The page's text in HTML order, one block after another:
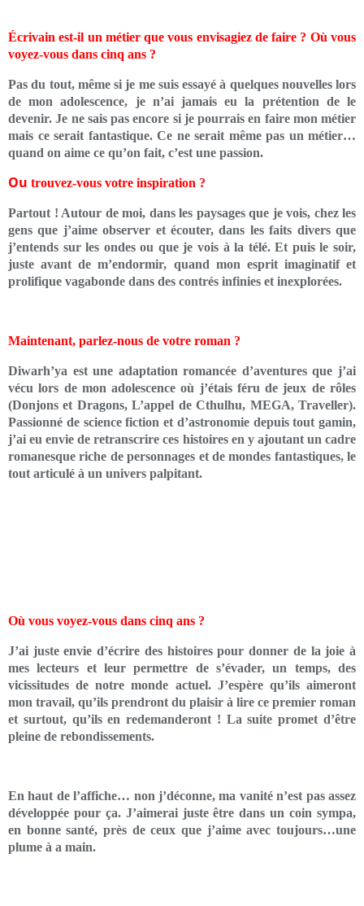
Écrivain est-il un métier que vous envisagiez de faire ? Où vous
voyez-vous dans cinq ans ?
Pas du tout, même si je me suis essayé à quelques nouvelles lors
de mon adolescence, je n’ai jamais eu la prétention de le
devenir. Je ne sais pas encore si je pourrais en faire mon métier
mais ce serait fantastique. Ce ne serait même pas un métier…
quand on aime ce qu’on fait, c’est une passion.
Ou trouvez-vous votre inspiration ?
Partout ! Autour de moi, dans les paysages que je vois, chez les
gens que j’aime observer et écouter, dans les faits divers que
j’entends sur les ondes ou que je vois à la télé. Et puis le soir,
juste avant de m’endormir, quand mon esprit imaginatif et
prolifique vagabonde dans des contrés infinies et inexplorées.
Maintenant, parlez-nous de votre roman ?
Diwarh’ya est une adaptation romancée d’aventures que j’ai
vécu lors de mon adolescence où j’étais féru de jeux de rôles
(Donjons et Dragons, L’appel de Cthulhu, MEGA, Traveller).
Passionné de science fiction et d’astronomie depuis tout gamin,
j’ai eu envie de retranscrire ces histoires en y ajoutant un cadre
romanesque riche de personnages et de mondes fantastiques, le
tout articulé à un univers palpitant.
Où vous voyez-vous dans cinq ans ?
J’ai juste envie d’écrire des histoires pour donner de la joie à
mes lecteurs et leur permettre de s’évader, un temps, des
vicissitudes de notre monde actuel. J’espère qu’ils aimeront
mon travail, qu’ils prendront du plaisir à lire ce premier roman
et surtout, qu’ils en redemanderont ! La suite promet d’être
pleine de rebondissements.
En haut de l’affiche… non j’déconne, ma vanité n’est pas assez
développée pour ça. J’aimerai juste être dans un coin sympa,
en bonne santé, près de ceux que j’aime avec toujours…une
plume à a main.